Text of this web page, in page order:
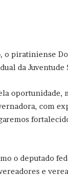
piratiniense
da Juventude
oportunidade,
com
o deputado
e